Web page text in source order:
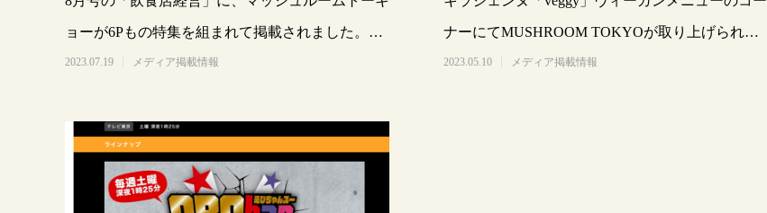
ョーが6Pもの特集を組まれて掲載されました。タ
イトルは『「MUSHROOM TOKYO」か
2023.07.19 メディア掲載情報
ナーにてMUSHROOM TOKYOが取り上げられま
した。http://kiras
2023.05.10 メディア掲載情報